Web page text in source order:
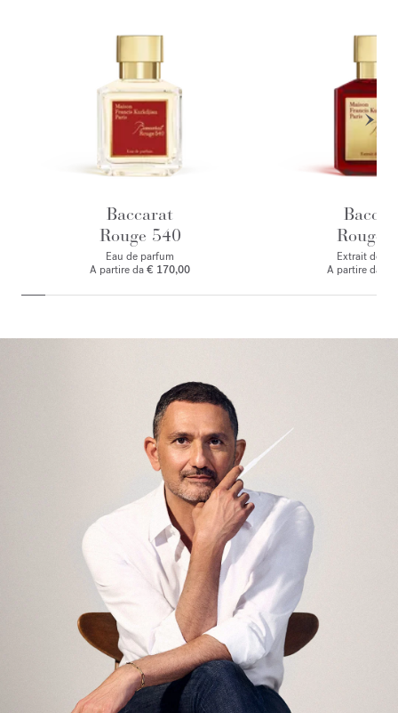
Baccarat
Rouge 540
Eau de parfum
A partire da€ 170,00
Rouge
Extrait de
A partire da